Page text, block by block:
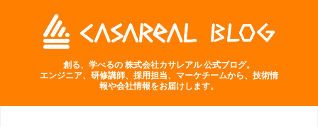
創る、学べるの 株式会社カサレアル 公式ブログ。
エンジニア、研修講師、採用担当、マーケチームから、技術情
報や会社情報をお届けします。